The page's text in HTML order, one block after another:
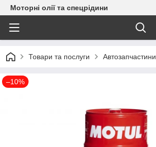
Моторні олії та спецрідини
Товари та послуги Автозапчастини
–10%